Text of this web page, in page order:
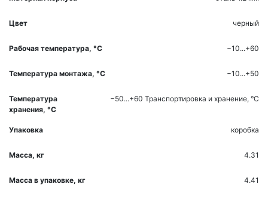
Цвет черный
Рабочая температура, °С −10...+60
Температура монтажа, °С −10...+50
Температура
хранения, °С
−50...+60 Транспортировка и хранение, °С
Упаковка коробка
Масса, кг 4.31
Масса в упаковке, кг 4.41